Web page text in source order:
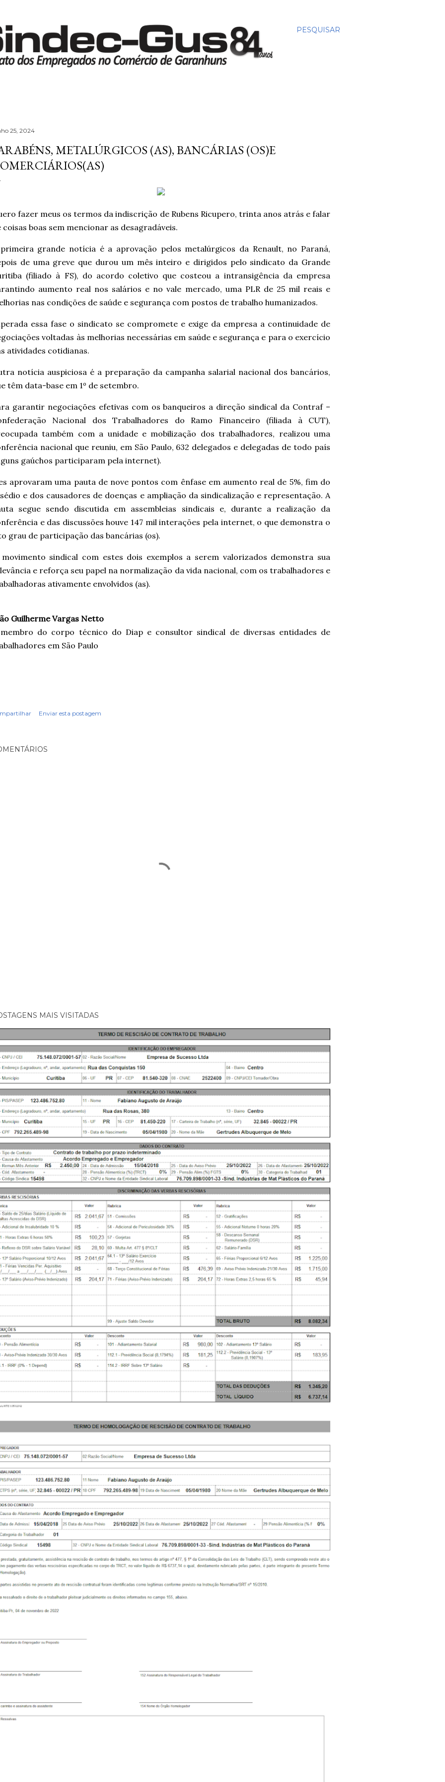
PESQUISAR
25, 2024
METALÚRGICOS (AS), BANCÁRIAS (OS)E
fazer meus os termos da indiscrição de Rubens Ricupero, trinta anos atrás e falar
coisas boas sem mencionar as desagradáveis.
grande notícia é a aprovação pelos metalúrgicos da Renault, no Paraná,
de uma greve que durou um mês inteiro e dirigidos pelo sindicato da Grande
(filiado à FS), do acordo coletivo que costeou a intransigência da empresa
aumento real nos salários e no vale mercado, uma PLR de 25 mil reais e
nas condições de saúde e segurança com postos de trabalho humanizados.
essa fase o sindicato se compromete e exige da empresa a continuidade de
voltadas às melhorias necessárias em saúde e segurança e para o exercício
atividades cotidianas.
notícia auspiciosa é a preparação da campanha salarial nacional dos bancários,
têm data-base em 1º de setembro.
garantir negociações efetivas com os banqueiros a direção sindical da Contraf –
Nacional dos Trabalhadores do Ramo Financeiro (filiada à CUT),
também com a unidade e mobilização dos trabalhadores, realizou uma
nacional que reuniu, em São Paulo, 632 delegados e delegadas de todo país
gaúchos participaram pela internet).
aprovaram uma pauta de nove pontos com ênfase em aumento real de 5%, fim do
e dos causadores de doenças e ampliação da sindicalização e representação. A
segue sendo discutida em assembleias sindicais e, durante a realização da
e das discussões houve 147 mil interações pela internet, o que demonstra o
grau de participação das bancárias (os).
sindical com estes dois exemplos a serem valorizados demonstra sua
e reforça seu papel na normalização da vida nacional, com os trabalhadores e
ativamente envolvidos (as).
Guilherme Vargas Netto
do corpo técnico do Diap e consultor sindical de diversas entidades de
em São Paulo
Enviar esta postagem
MAIS VISITADAS